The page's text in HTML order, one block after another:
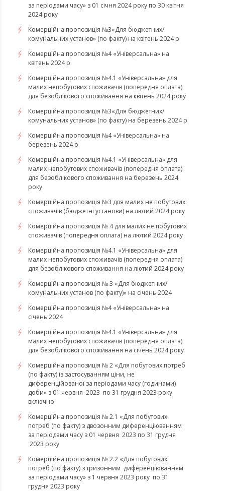
за періодами часу» з 01 січня 2024 року по 30 квітня
2024 року
Комерційна пропозиція №3«Для бюджетних/
комунальних установ» (по факту) на квітень 2024 р
Комерційна пропозиція №4 «Універсальна» на
квітень 2024 р
Комерційна пропозиція №4.1 «Універсальна» для
малих непобутових споживачів (попередня оплата)
для безоблікового споживання на квітень 2024 року
Комерційна пропозиція №3«Для бюджетних/
комунальних установ» (по факту) на березень 2024 р
Комерційна пропозиція №4 «Універсальна» на
березень 2024 р
Комерційна пропозиція №4.1 «Універсальна» для
малих непобутових споживачів (попередня оплата)
для безоблікового споживання на березень 2024
року
Комерційна пропозиція №3 для малих не побутових
споживачів (бюджетні установи) на лютий 2024 року
Комерційна пропозиція № 4 для малих не побутових
споживачів (попередня оплата) на лютий 2024 року
Комерційна пропозиція №4.1 «Універсальна» для
малих непобутових споживачів (попередня оплата)
для безоблікового споживання на лютий 2024 року
Комерційна пропозиція № 3 «Для бюджетних/
комунальних установ (по факту)» на січень 2024
Комерційна пропозиція №4 «Універсальна» на
січень 2024
Комерційна пропозиція №4.1 «Універсальна» для
малих непобутових споживачів (попередня оплата)
для безоблікового споживання на січень 2024 року
Комерційна пропозиція № 2 «Для побутових потреб
(по факту) із застосуванням ціни, не
диференційованої за періодами часу (годинами)
доби» з 01 червня 2023 по 31 грудня 2023 року
включно
Комерційна пропозиція № 2.1 «Для побутових
потреб (по факту) з двозонним диференціюванням
за періодами часу з 01 червня 2023 по 31 грудня
2023 року
Комерційна пропозиція № 2.2 «Для побутових
потреб (по факту) з тризонним диференціюванням
за періодами часу» з 1 червня 2023 року по 31
грудня 2023 року